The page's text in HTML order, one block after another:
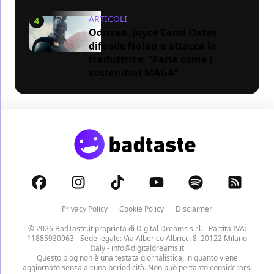
4 ARTICOLI
Odissea, Joyce Carol Oates
difende Nolan e attacca la
Privacy Policy Cookie Policy
Disclaimer
© 2026 BadTaste.it proprietà di Digital Dreams s.r.l.- Partita IVA:
11885930963 - Sede legale: Via Alberico Albricci 8, 20122 Milano
Italy - info@digitaldreams.it
Questo blog non è una testata giornalistica, in quanto viene
aggiornato senza alcuna periodicità. Non può pertanto considerarsi